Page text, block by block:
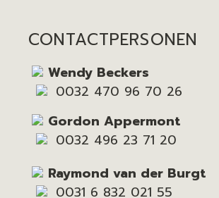
CONTACTPERSONEN
Wendy Beckers
0032 470 96 70 26
Gordon Appermont
0032 496 23 71 20
Raymond van der Burgt
0031 6 832 021 55